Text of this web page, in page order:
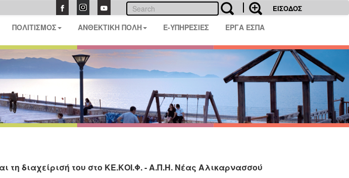
ΕΙΣΟΔΟΣ
ΠΟΛΙΤΙΣΜΟΣ ΑΝΘΕΚΤΙΚΗ ΠΟΛΗ E-ΥΠΗΡΕΣΙΕΣ ΕΡΓΑ ΕΣΠΑ
τη διαχείρισή του στο ΚΕ.ΚΟΙ.Φ. - Α.Π.Η. Νέας Αλικαρνασσού